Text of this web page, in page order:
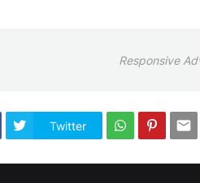
Responsive
Twitter